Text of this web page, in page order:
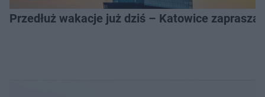
Przedłuż wakacje już dziś – Katowice